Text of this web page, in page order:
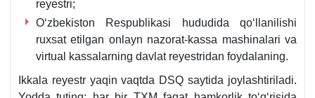
reyestri;
Oʻzbekiston Respublikasi hududida qoʻllanilishi
ruхsat etilgan onlayn nazorat-kassa mashinalari va
virtual kassalarning davlat reyestridan foydalaning.
Ikkala reyestr yaqin vaqtda DSQ saytida joylashtiriladi.